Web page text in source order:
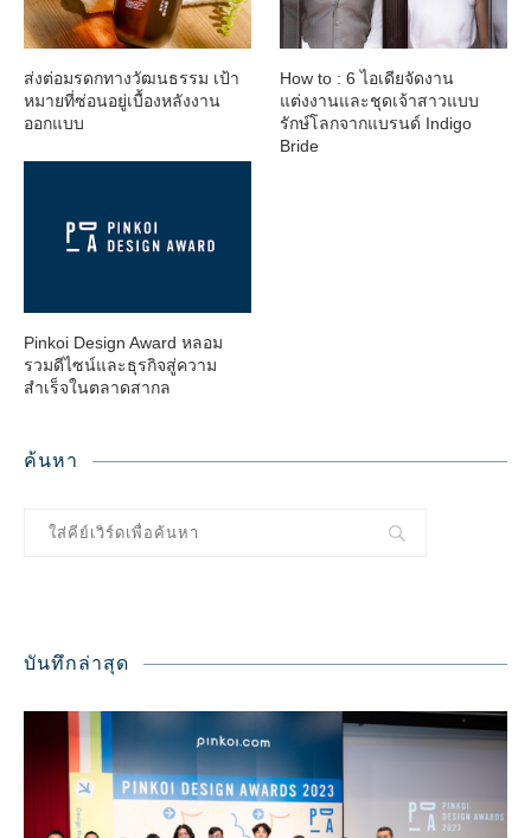
ส่งต่อมรดกทางวัฒนธรรม เป้า
หมายที่ซ่อนอยู่เบื้องหลังงาน
ออกแบบ
How to : 6 ไอเดียจัดงาน
แต่งงานและชุดเจ้าสาวแบบ
รักษ์โลกจากแบรนด์ Indigo
Bride
Pinkoi Design Award หลอม
รวมดีไซน์และธุรกิจสู่ความ
สำเร็จในตลาดสากล
ค้นหา
บันทึกล่าสุด